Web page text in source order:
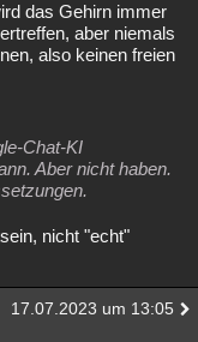
das Gehirn immer
aber niemals
also keinen freien
Chat-KI
Aber nicht haben.
nicht "echt"
17.07.2023 um 13:05